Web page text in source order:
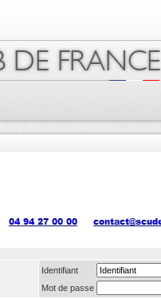
Identifiant
Mot de passe